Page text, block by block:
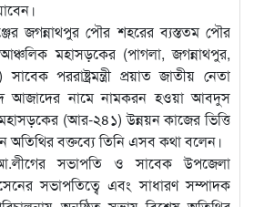
জগন্নাথপুর পৌর শহরের ব্যস্ততম পৌর
আঞ্চলিক মহাসড়কের (পাগলা, জগন্নাথপুর,
পররাষ্ট্রমন্ত্রী প্রয়াত জাতীয় নেতা
আজাদের নামে নামকরন হওয়া আবদুস
(আর-২৪১) উন্নয়ন কাজের ভিত্তি
অতিথির বক্তব্যে তিনি এসব কথা বলেন।
সভাপতি ও সাবেক উপজেলা
সভাপতিত্বে এবং সাধারণ সম্পাদক